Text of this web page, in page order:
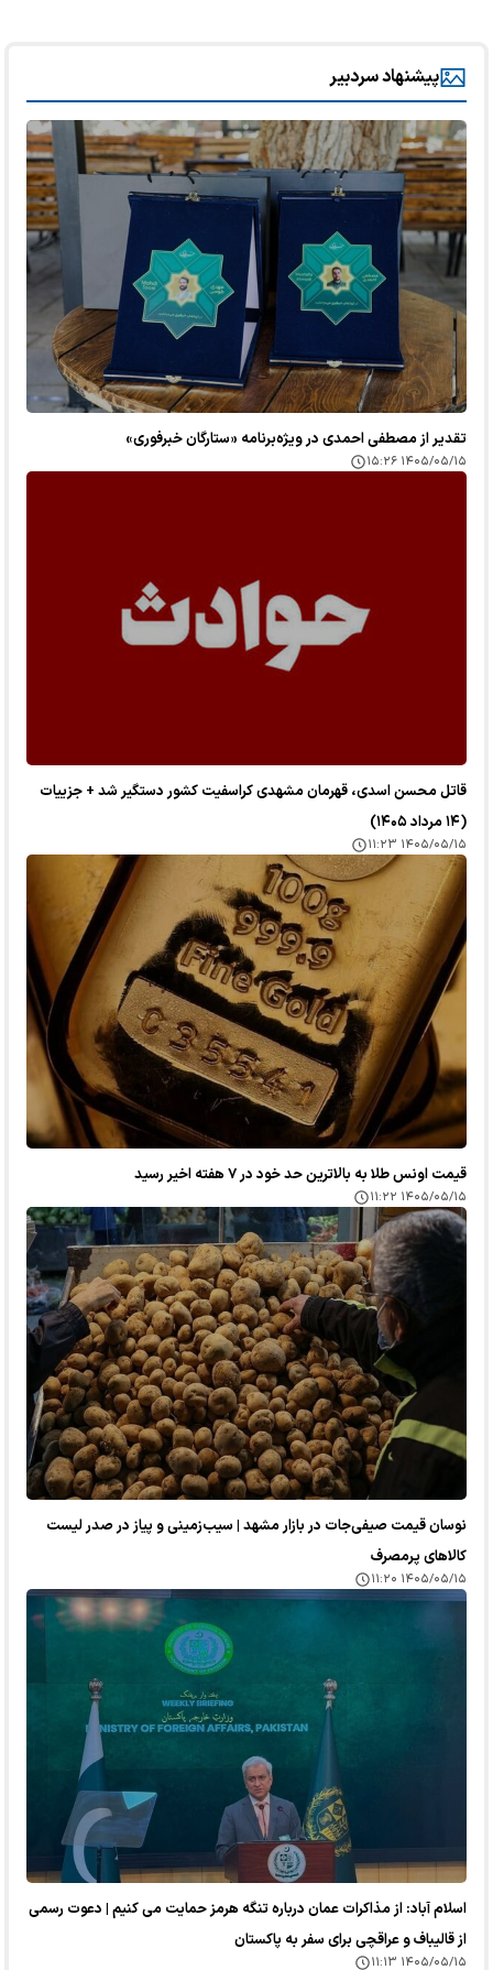
پیشنهاد سردبیر
تقدیر از مصطفی احمدی در ویژه‌برنامه «ستارگان خبرفوری»
۱۴۰۵/۰۵/۱۵ ۱۵:۲۶
قاتل محسن اسدی، قهرمان مشهدی کراسفیت کشور دستگیر شد + جزییات
(۱۴ مرداد ۱۴۰۵)
۱۴۰۵/۰۵/۱۵ ۱۱:۲۳
قیمت اونس طلا به بالاترین حد خود در ۷ هفته اخیر رسید
۱۴۰۵/۰۵/۱۵ ۱۱:۲۲
نوسان قیمت صیفی‌جات در بازار مشهد | سیب‌زمینی و پیاز در صدر لیست
کالا‌های پرمصرف
۱۴۰۵/۰۵/۱۵ ۱۱:۲۰
اسلام آباد: از مذاکرات عمان درباره تنگه هرمز حمایت می کنیم | دعوت رسمی
از قالیباف و عراقچی برای سفر به پاکستان
۱۴۰۵/۰۵/۱۵ ۱۱:۱۳